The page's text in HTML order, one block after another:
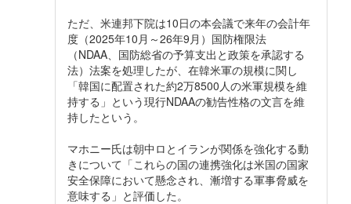
ただ、米連邦下院は10日の本会議で来年の会計年
度（2025年10月～26年9月）国防権限法
（NDAA、国防総省の予算支出と政策を承認する
法）法案を処理したが、在韓米軍の規模に関し
「韓国に配置された約2万8500人の米軍規模を維
持する」という現行NDAAの勧告性格の文言を維
持したという。
マホニー氏は朝中ロとイランが関係を強化する動
きについて「これらの国の連携強化は米国の国家
安全保障において懸念され、漸増する軍事脅威を
意味する」と評価した。